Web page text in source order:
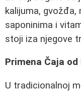
kalijuma, gvožđa,
saponinima i
stoji iza njegove
Primena Čaja
U tradicionalnoj